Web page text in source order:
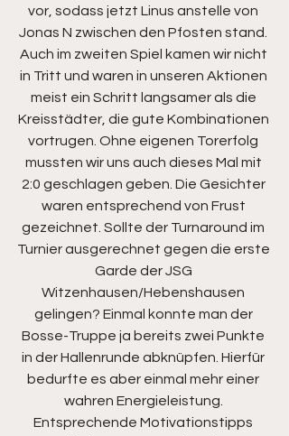
vor, sodass jetzt Linus anstelle von
Jonas N zwischen den Pfosten stand.
Auch im zweiten Spiel kamen wir nicht
in Tritt und waren in unseren Aktionen
meist ein Schritt langsamer als die
Kreisstädter, die gute Kombinationen
vortrugen. Ohne eigenen Torerfolg
mussten wir uns auch dieses Mal mit
2:0 geschlagen geben. Die Gesichter
waren entsprechend von Frust
gezeichnet. Sollte der Turnaround im
Turnier ausgerechnet gegen die erste
Garde der JSG
Witzenhausen/Hebenshausen
gelingen? Einmal konnte man der
Bosse-Truppe ja bereits zwei Punkte
in der Hallenrunde abknüpfen. Hierfür
bedurfte es aber einmal mehr einer
wahren Energieleistung.
Entsprechende Motivationstipps